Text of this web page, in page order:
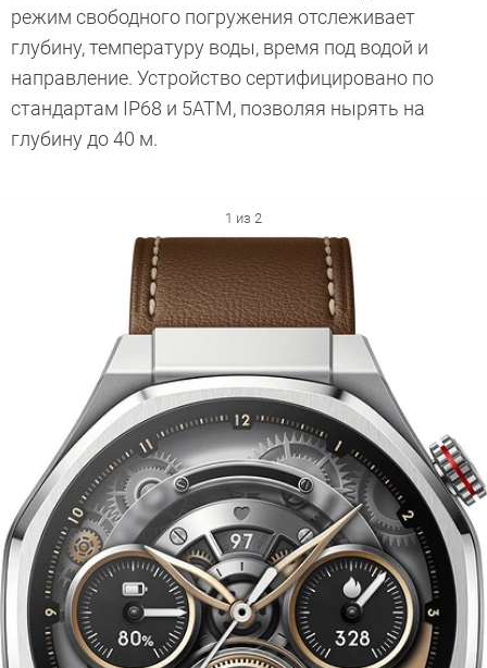
режим свободного погружения отслеживает
глубину, температуру воды, время под водой и
направление. Устройство сертифицировано по
стандартам IP68 и 5ATM, позволяя нырять на
глубину до 40 м.
1 из 2